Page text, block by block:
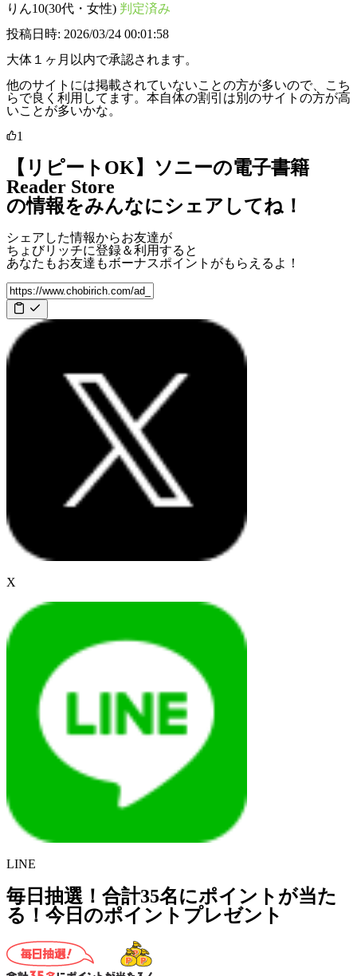
りん10(30代・女性) 判定済み
投稿日時: 2026/03/24 00:01:58
大体１ヶ月以内で承認されます。
他のサイトには掲載されていないことの方が多いので、こち
らで良く利用してます。本自体の割引は別のサイトの方が高
いことが多いかな。
1
【リピートOK】ソニーの電子書籍
Reader Store
の情報をみんなにシェアしてね！
シェアした情報からお友達が
ちょびリッチに登録＆利用すると
あなたもお友達もボーナスポイント がもらえるよ！
X
LINE
毎日抽選！合計35名にポイントが当た
る！今日のポイントプレゼント